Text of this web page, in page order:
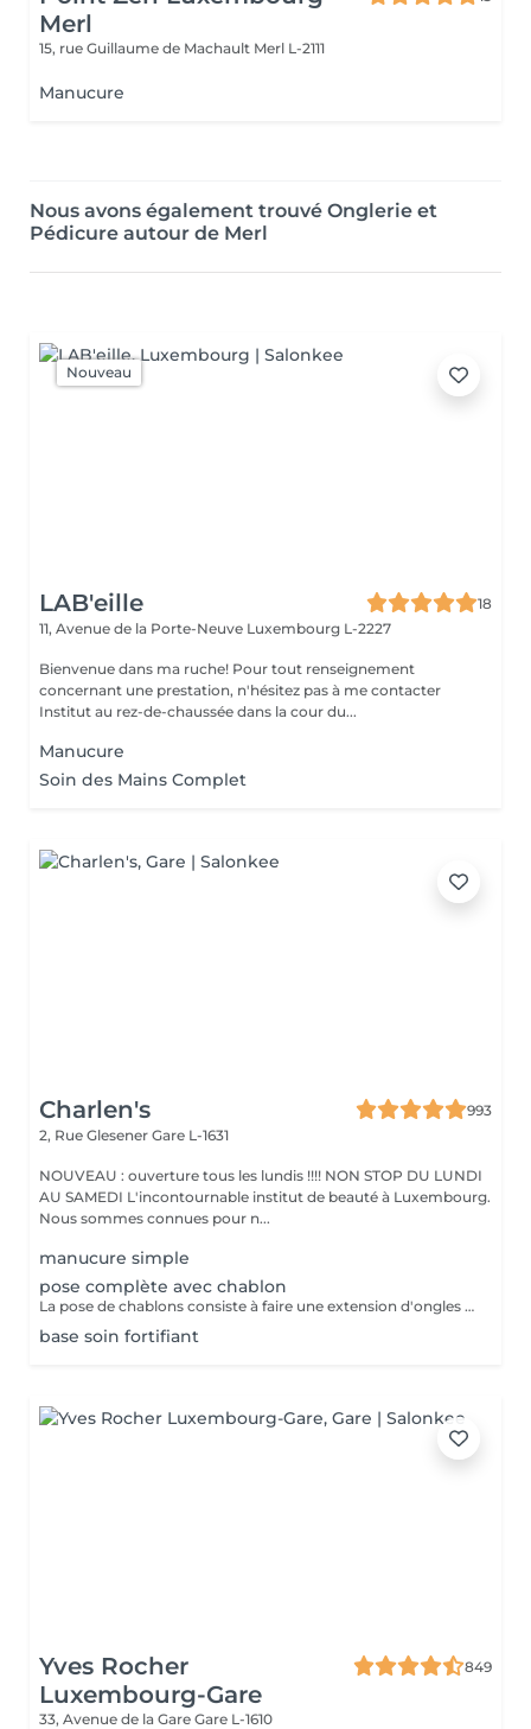
Merl
15, rue Guillaume de Machault Merl L-2111
Manucure
Nous avons également trouvé Onglerie et
Pédicure autour de Merl
Nouveau
LAB'eille
18
11, Avenue de la Porte-Neuve Luxembourg L-2227
Bienvenue dans ma ruche! Pour tout renseignement
concernant une prestation, n'hésitez pas à me contacter
Institut au rez-de-chaussée dans la cour du...
Manucure
Soin des Mains Complet
Charlen's
993
2, Rue Glesener Gare L-1631
NOUVEAU : ouverture tous les lundis !!!! NON STOP DU LUNDI
AU SAMEDI L'incontournable institut de beauté à Luxembourg.
Nous sommes connues pour n...
manucure simple
pose complète avec chablon
La pose de chablons consiste à faire une extension d'ongles en gel, sans avoir recours aux capsules. Prestation un peu plus longue que les capsules mais tres tres jolie :)
base soin fortifiant
Yves Rocher
Luxembourg-Gare
849
33, Avenue de la Gare Gare L-1610